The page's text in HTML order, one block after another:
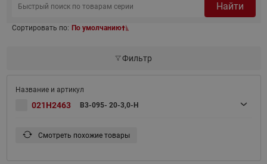
Найти
Сортировать по: По умолчанию
Фильтр
021H2463 B3-095- 20-3,0-H
Смотреть похожие товары